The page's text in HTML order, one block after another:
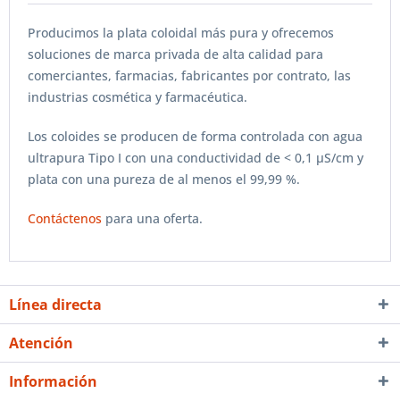
Producimos la plata coloidal más pura y ofrecemos
soluciones de marca privada de alta calidad para
comerciantes, farmacias, fabricantes por contrato, las
industrias cosmética y farmacéutica.
Los coloides se producen de forma controlada con agua
ultrapura Tipo I con una conductividad de < 0,1 µS/cm y
plata con una pureza de al menos el 99,99 %.
Contáctenos para una oferta.
Línea directa
Atención
Información